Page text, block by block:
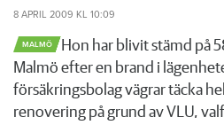
8 APRIL 2009 KL 10:09
MALMÖ
​Hon har blivit stämd på
Malmö efter en brand i
försäkringsbolag vägrar täcka
renovering på grund av VLU,